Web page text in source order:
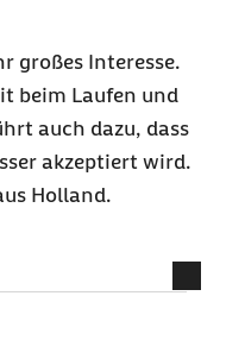
großes Interesse.
beim Laufen und
auch dazu, dass
akzeptiert wird.
Holland.